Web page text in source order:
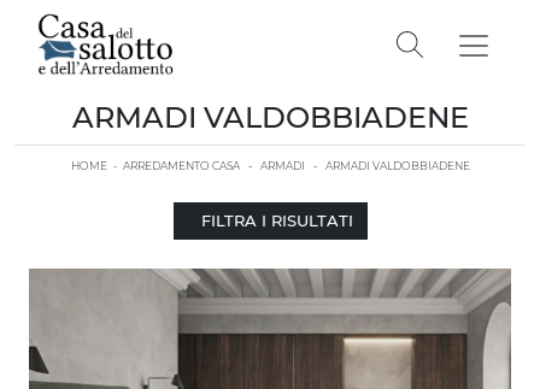
ARMADI VALDOBBIADENE
HOME - ARREDAMENTO CASA - ARMADI - ARMADI VALDOBBIADENE
FILTRA I RISULTATI